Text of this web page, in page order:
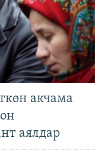
акчама
аялдар